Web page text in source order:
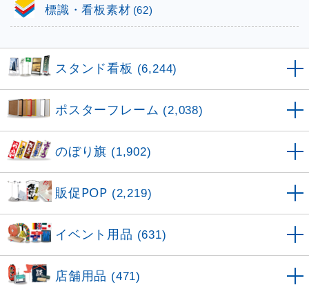
標識・看板素材 (62)
スタンド看板 (6,244)
ポスターフレーム (2,038)
のぼり旗 (1,902)
販促POP (2,219)
イベント用品 (631)
店舗用品 (471)